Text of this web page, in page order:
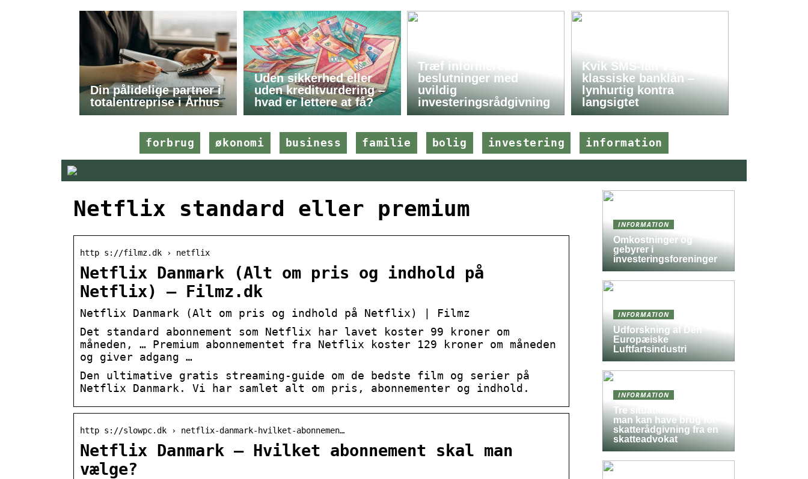
Din pålidelige partner i
totalentreprise i Århus
Uden sikkerhed eller
uden kreditvurdering –
hvad er lettere at få?
Træf informerede
beslutninger med
uvildig
investeringsrådgivning
Kvik SMS-lån vs.
klassiske banklån –
lynhurtig kontra
langsigtet
forbrug økonomi business familie bolig investering information
Netflix standard eller premium
http s://filmz.dk › netflix
Netflix Danmark (Alt om pris og indhold på
Netflix) – Filmz.dk
Netflix Danmark (Alt om pris og indhold på Netflix) | Filmz
Det standard abonnement som Netflix har lavet koster 99 kroner om
måneden, … Premium abonnementet fra Netflix koster 129 kroner om måneden
og giver adgang …
Den ultimative gratis streaming-guide om de bedste film og serier på
Netflix Danmark. Vi har samlet alt om pris, abonnementer og indhold.
http s://slowpc.dk › netflix-danmark-hvilket-abonnemen…
Netflix Danmark – Hvilket abonnement skal man
vælge?
INFORMATION
Omkostninger og
gebyrer i
investeringsforeninger
INFORMATION
Udforskning af Den
Europæiske
Luftfartsindustri
INFORMATION
Tre situationer hvor
man kan have brug for
skatterådgivning fra en
skatteadvokat